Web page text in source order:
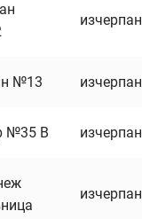
изчерпан
№13 изчерпан
№35 В изчерпан
изчерпан